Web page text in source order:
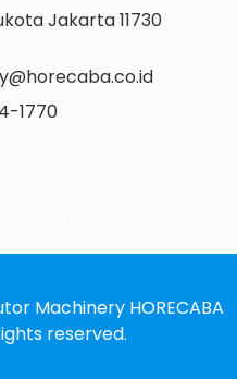
Jakarta 11730
1770
Machinery HORECABA
reserved.